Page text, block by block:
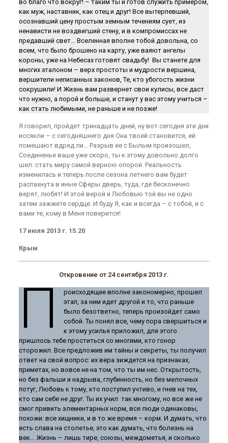
во благо что вокруг! – таким ты и готов служить примером,
как муж, наставник, как отец и друг! Все вытерпевший,
осознавший цену простым земным течениям сует, из
ненависти не воздвигший стену, и в компромиссах не
предавший свет… Вселенная вполне тобой довольна, со
всем, что было брошено на карту, уже ваяют ангелы
короны, уже на Небесах готовят свадьбу! Вы станете для
многих эталоном – верх простоты и мудрости вершина,
вершители неписанных законов, Те, кто убогость жизни
сокрушили! И Жизнь вам развернет свои кулисы, все даст
что нужно, а порой и больше, и станут у вас этому учиться –
как стать любимыми, не раньше и не позже!
Я говорил, пройдет тринадцать дней, ну вот сегодня эти дни
иссякли – с сегодняшнего дня Она твоей становится, ей
помешают вдряд ли… Разрыв ее с Былым произошел,
Соединенье ваше уже скоро, ты к этому довольно долго
шел: стать миру самой верною опорой. Реальность
изменилась и теперь после сезона летнего вам будет
распахнута в иные Сферы дверь, туда, где бесконечно
верят, любят! И этой верой и Любовью той вы не одно
затем зажжете сердце. И буду Я, как и всегда – с тобой, и с
вами те, кому в Меня поверится!
17 июля 2013 г. 15.20
Крым
Откровение от 24 сентября 2013 г.
П
роисходящее вполне закономерно, прошел
этап, за ним идет другой и то, что раньше
было безответно, теперь произойдет само
собой. Ты понял все, чему пора свершиться и
к этому усилья приложил, для этого
пришлось тебе проститься со многими, кто гонор
сторожил. Все предложив им тайны и секреты, ты получил
ответ на свой вопрос: их вера зиждется на признаках,
приметах, но вовсе не на том, что ты им нес. Открытость,
но без фальши и надрыва, глубинность, но без мелочных
потуг, Любовь к тому, кто поступил учтиво, и гнев на тех,
кто сам себе не друг. Ты их учил так многому, но все же не
смог привить элементарных норм, все люди одинаковы,
похожи: все хищники, и в то же время – корм. И думать, что
есть слава на столетье, это как думать, что болезнь на
век… Жизнь – лишь тире, союзы, междометья, и сколько